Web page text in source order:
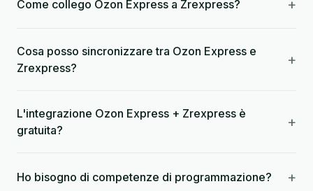
Come collego Ozon Express a Zrexpress? +
Cosa posso sincronizzare tra Ozon Express e
Zrexpress?
+
L'integrazione Ozon Express + Zrexpress è
gratuita?
+
Ho bisogno di competenze di programmazione? +